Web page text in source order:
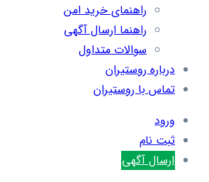
راهنمای خرید امن
راهنما ارسال آگهی
سوالات متداول
درباره روستیران
تماس با روستیران
ورود
ثبت نام
ارسال آگهی